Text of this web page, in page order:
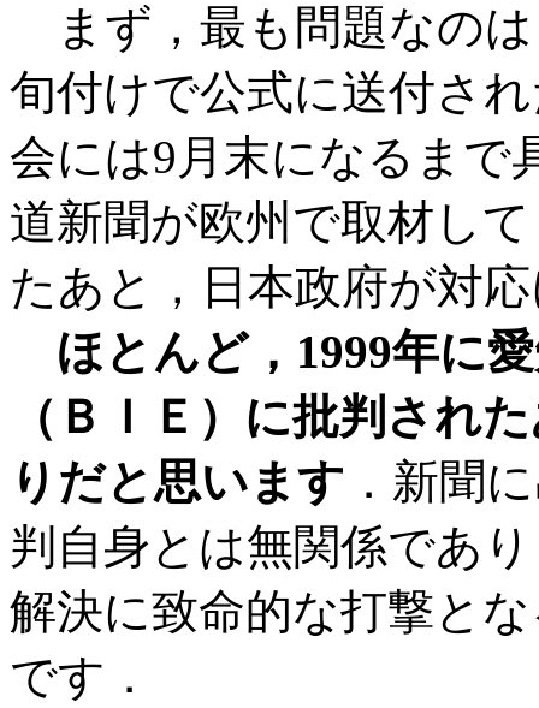
まず，最も問題なの
旬付けで公式に送付さ
会には9月末になるまで
道新聞が欧州で取材し
たあと，日本政府が対
ほとんど，1999年に
（ＢＩＥ）に批判され
りだと思います ．新聞
判自身とは無関係であ
解決に致命的な打撃と
です．